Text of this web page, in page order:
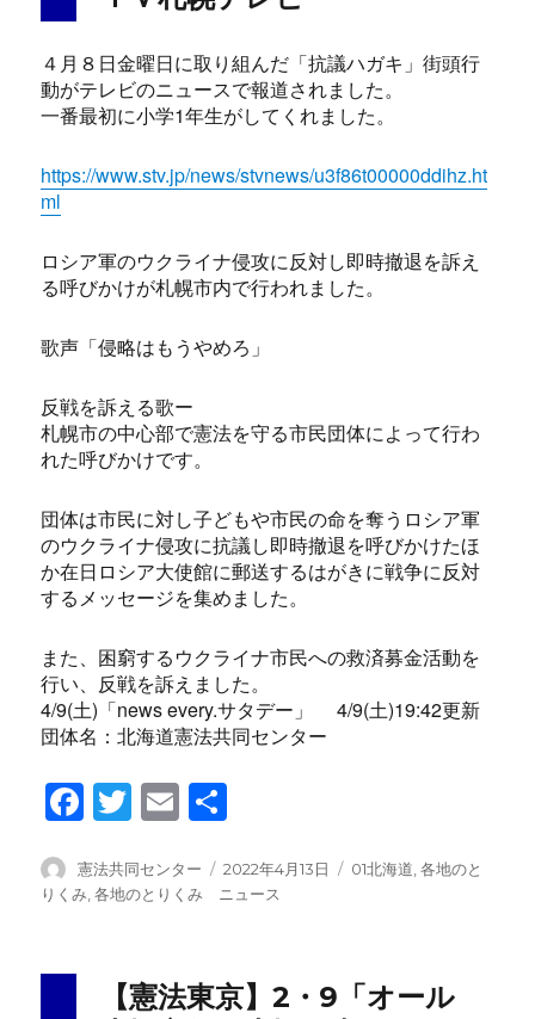
４月８日金曜日に取り組んだ「抗議ハガキ」街頭行
動がテレビのニュースで報道されました。
一番最初に小学1年生がしてくれました。
https://www.stv.jp/news/stvnews/u3f86t00000ddihz.ht
ml
ロシア軍のウクライナ侵攻に反対し即時撤退を訴え
る呼びかけが札幌市内で行われました。
歌声「侵略はもうやめろ」
反戦を訴える歌ー
札幌市の中心部で憲法を守る市民団体によって行わ
れた呼びかけです。
団体は市民に対し子どもや市民の命を奪うロシア軍
のウクライナ侵攻に抗議し即時撤退を呼びかけたほ
か在日ロシア大使館に郵送するはがきに戦争に反対
するメッセージを集めました。
また、困窮するウクライナ市民への救済募金活動を
行い、反戦を訴えました。
4/9(土)「news every.サタデー」 4/9(土)19:42更新
団体名：北海道憲法共同センター
F
c
e
T
tt
er
E
ail
投
稿
憲法共同センター
投
稿
2022年4月13日
カ
01北海道,各地のと
りくみ,各地のとりくみ ニュース
【憲法東京】2・9「オール